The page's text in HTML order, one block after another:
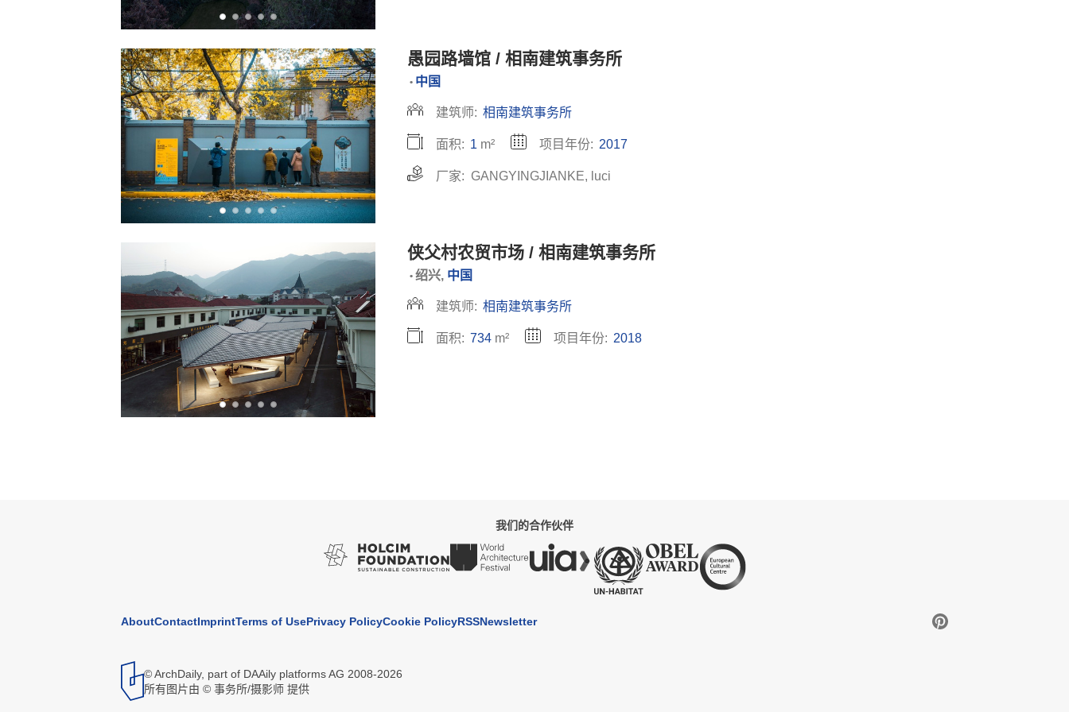
愚园路墙馆 / 相南建筑事务所
• 中国
建筑师: 相南建筑事务所
面积: 1 m² 项目年份: 2017
厂家: GANGYINGJIANKE, luci
侠父村农贸市场 / 相南建筑事务所
• 绍兴, 中国
建筑师: 相南建筑事务所
面积: 734 m² 项目年份: 2018